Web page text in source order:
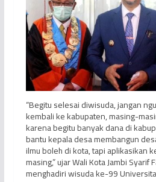
“Begitu selesai diwisuda, jangan
kembali ke kabupaten, masing-
karena begitu banyak dana di
bantu kepala desa membangun
ilmu boleh di kota, tapi aplikasikan
masing,” ujar Wali Kota Jambi Syarif
menghadiri wisuda ke-99